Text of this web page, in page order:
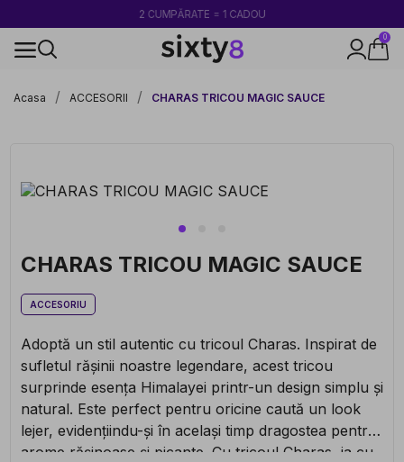
2 CUMPĂRATE = 1 CADOU
0
Acasa
ACCESORII CHARAS TRICOU MAGIC SAUCE
CHARAS TRICOU MAGIC SAUCE
ACCESORIU
Adoptă un stil autentic cu tricoul Charas. Inspirat de
sufletul rășinii noastre legendare, acest tricou
surprinde esența Himalayei printr-un design simplu și
natural. Este perfect pentru oricine caută un look
lejer, evidențiindu-și în același timp dragostea pentru
arome rășinoase și picante. Cu tricoul Charas, ia cu